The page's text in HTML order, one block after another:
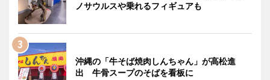
ノサウルスや乗れるフィギュアも
沖縄の「牛そば焼肉しんちゃん」が高松進
出 牛骨スープのそばを看板に